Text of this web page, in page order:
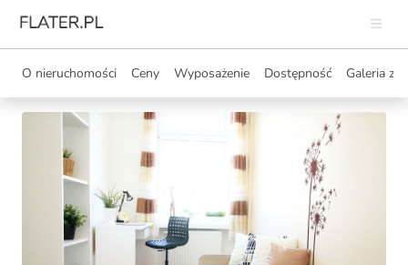
O nieruchomości Ceny Wyposażenie Dostępność Galeria